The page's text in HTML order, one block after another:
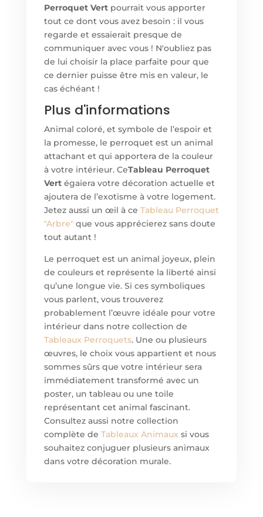
Perroquet Vertpourrait vous apporter
tout ce dont vous avez besoin : il vous
regarde et essaierait presque de
communiquer avec vous ! N'oubliez pas
de lui choisir la place parfaite pour que
ce dernier puisse être mis en valeur, le
cas échéant !
Plus d'informations
Animal coloré, et symbole de l’espoir et
la promesse, le perroquet est un animal
attachant et qui apportera de la couleur
à votre intérieur. CeTableau Perroquet
Vertégaiera votre décoration actuelle et
ajoutera de l’exotisme à votre logement.
Jetez aussi un œil à ce Tableau Perroquet
"Arbre"que vous apprécierez sans doute
tout autant !
Le perroquet est un animal joyeux, plein
de couleurs et représente la liberté ainsi
qu’une longue vie. Si ces symboliques
vous parlent, vous trouverez
probablement l’œuvre idéale pour votre
intérieur dans notre collection de
Tableaux Perroquets. Une ou plusieurs
œuvres, le choix vous appartient et nous
sommes sûrs que votre intérieur sera
immédiatement transformé avec un
poster, un tableau ou une toile
représentant cet animal fascinant.
Consultez aussi notre collection
complète de Tableaux Animaux si vous
souhaitez conjuguer plusieurs animaux
dans votre décoration murale.